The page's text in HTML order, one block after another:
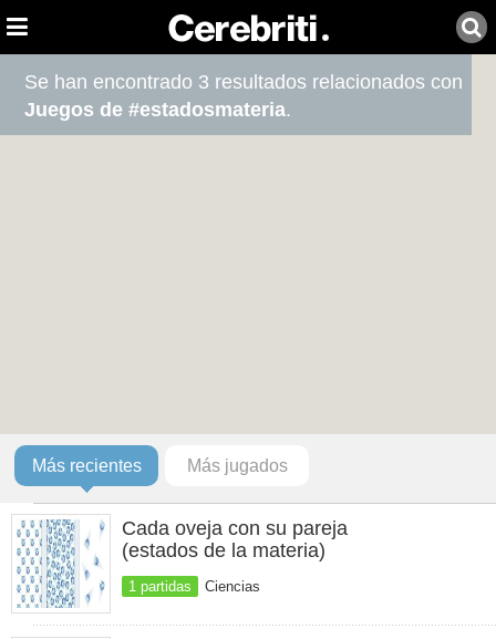
Se han encontrado 3 resultados relacionados con
Juegos de #estadosmateria.
Más recientes Más jugados
Cada oveja con su pareja
(estados de la materia)
1 partidas Ciencias